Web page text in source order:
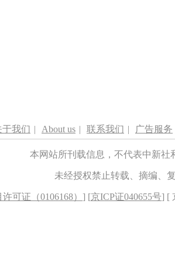
于我们 | About us | 联系我们 | 广告服务
本网站所刊载信息，不代表中新
未经授权禁止转载、摘编、
可证（0106168） ] [京ICP证040655号] [